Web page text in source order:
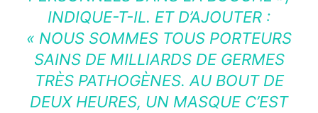
INDIQUE-T-IL. ET D’AJOUTER :
« NOUS SOMMES TOUS PORTEURS
SAINS DE MILLIARDS DE GERMES
TRÈS PATHOGÈNES. AU BOUT DE
DEUX HEURES, UN MASQUE C’EST